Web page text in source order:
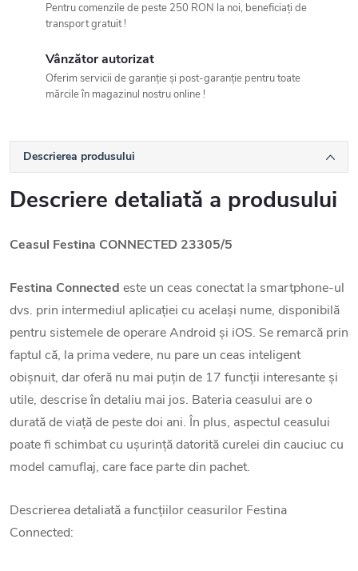
Pentru comenzile de peste 250 RON la noi, beneficiați de
transport gratuit !
Vânzător autorizat
Oferim servicii de garanție și post-garanție pentru toate
mărcile în magazinul nostru online !
Descrierea produsului
Descriere detaliată a produsului
Ceasul Festina CONNECTED 23305/5
Festina Connected este un ceas conectat la smartphone-ul
dvs. prin intermediul aplicației cu același nume, disponibilă
pentru sistemele de operare Android și iOS. Se remarcă prin
faptul că, la prima vedere, nu pare un ceas inteligent
obișnuit, dar oferă nu mai puțin de 17 funcții interesante și
utile, descrise în detaliu mai jos. Bateria ceasului are o
durată de viață de peste doi ani. În plus, aspectul ceasului
poate fi schimbat cu ușurință datorită curelei din cauciuc cu
model camuflaj, care face parte din pachet.
Descrierea detaliată a funcțiilor ceasurilor Festina
Connected: